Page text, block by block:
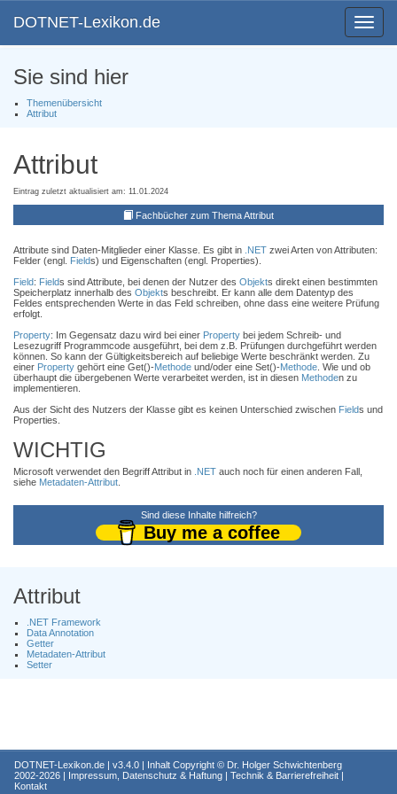
Toggle
DOTNET-Lexikon.de
Sie sind hier
Themenübersicht
Attribut
Attribut
Eintrag zuletzt aktualisiert am: 11.01.2024
Fachbücher zum Thema Attribut
Attribute sind Daten-Mitglieder einer Klasse. Es gibt in .NET zwei Arten von Attributen:
Felder (engl. Fields) und Eigenschaften (engl. Properties).
Field: Fields sind Attribute, bei denen der Nutzer des Objekts direkt einen bestimmten
Speicherplatz innerhalb des Objekts beschreibt. Er kann alle dem Datentyp des
Feldes entsprechenden Werte in das Feld schreiben, ohne dass eine weitere Prüfung
erfolgt.
Property: Im Gegensatz dazu wird bei einer Property bei jedem Schreib- und
Lesezugriff Programmcode ausgeführt, bei dem z.B. Prüfungen durchgeführt werden
können. So kann der Gültigkeitsbereich auf beliebige Werte beschränkt werden. Zu
einer Property gehört eine Get()-Methode und/oder eine Set()-Methode . Wie und ob
überhaupt die übergebenen Werte verarbeitet werden, ist in diesen Methoden zu
implementieren.
Aus der Sicht des Nutzers der Klasse gibt es keinen Unterschied zwischen Fields und
Properties.
WICHTIG
Microsoft verwendet den Begriff Attribut in .NET auch noch für einen anderen Fall,
siehe Metadaten-Attribut
Sind diese Inhalte hilfreich?
Buy me a coffee
Attribut
.NET Framework
Data Annotation
Getter
Metadaten-Attribut
Setter
DOTNET-Lexikon.de | v3.4.0 | Inhalt Copyright © Dr. Holger Schwichtenberg
2002-2026 | Impressum, Datenschutz & Haftung | Technik & Barrierefreiheit |
Kontakt